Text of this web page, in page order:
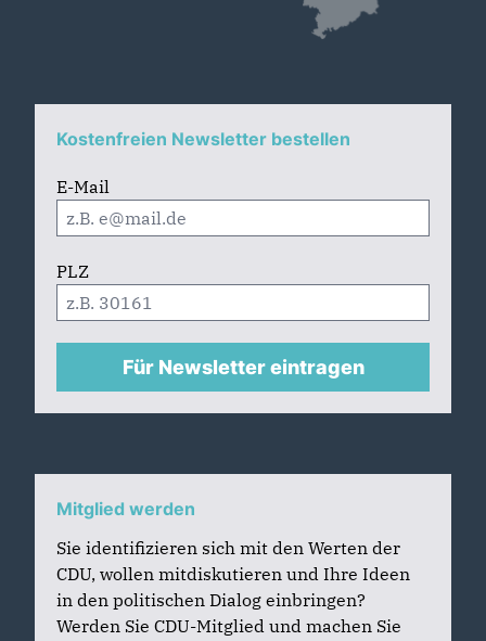
Kostenfreien Newsletter bestellen
E-Mail
PLZ
Für Newsletter eintragen
Mitglied werden
Sie identifizieren sich mit den Werten der
CDU, wollen mitdiskutieren und Ihre Ideen
in den politischen Dialog einbringen?
Werden Sie CDU-Mitglied und machen Sie